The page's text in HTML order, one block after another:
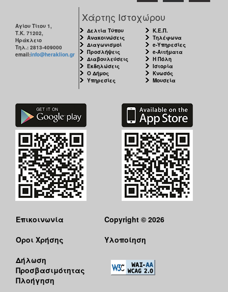
Αγίου Τίτου 1,
Τ.Κ. 71202,
Ηράκλειο
Τηλ.: 2813-409000
email:info@heraklion.gr
Χάρτης Ιστοχώρου
Δελτία Τύπου
Ανακοινώσεις
Διαγωνισμοί
Προσλήψεις
Διαβουλεύσεις
Εκδηλώσεις
Ο Δήμος
Υπηρεσίες
Κ.Ε.Π.
Τηλέφωνα
e-Υπηρεσίες
e-Αιτήματα
Η Πόλη
Ιστορία
Κνωσός
Μουσεία
Επικοινωνία
Όροι Χρήσης
Δήλωση
Προσβασιμότητας
Πλοήγηση
Copyright © 2026
Υλοποίηση